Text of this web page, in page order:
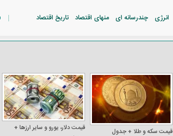
انرژی چندرسانه ای منهای اقتصاد تاریخ اقتصاد
قیمت سکه و طلا + جدول
قیمت دلار، یورو و سایر ارز‌ها +